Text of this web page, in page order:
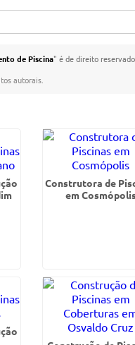
de Piscina" é de direito
autorais
Construtora de
em